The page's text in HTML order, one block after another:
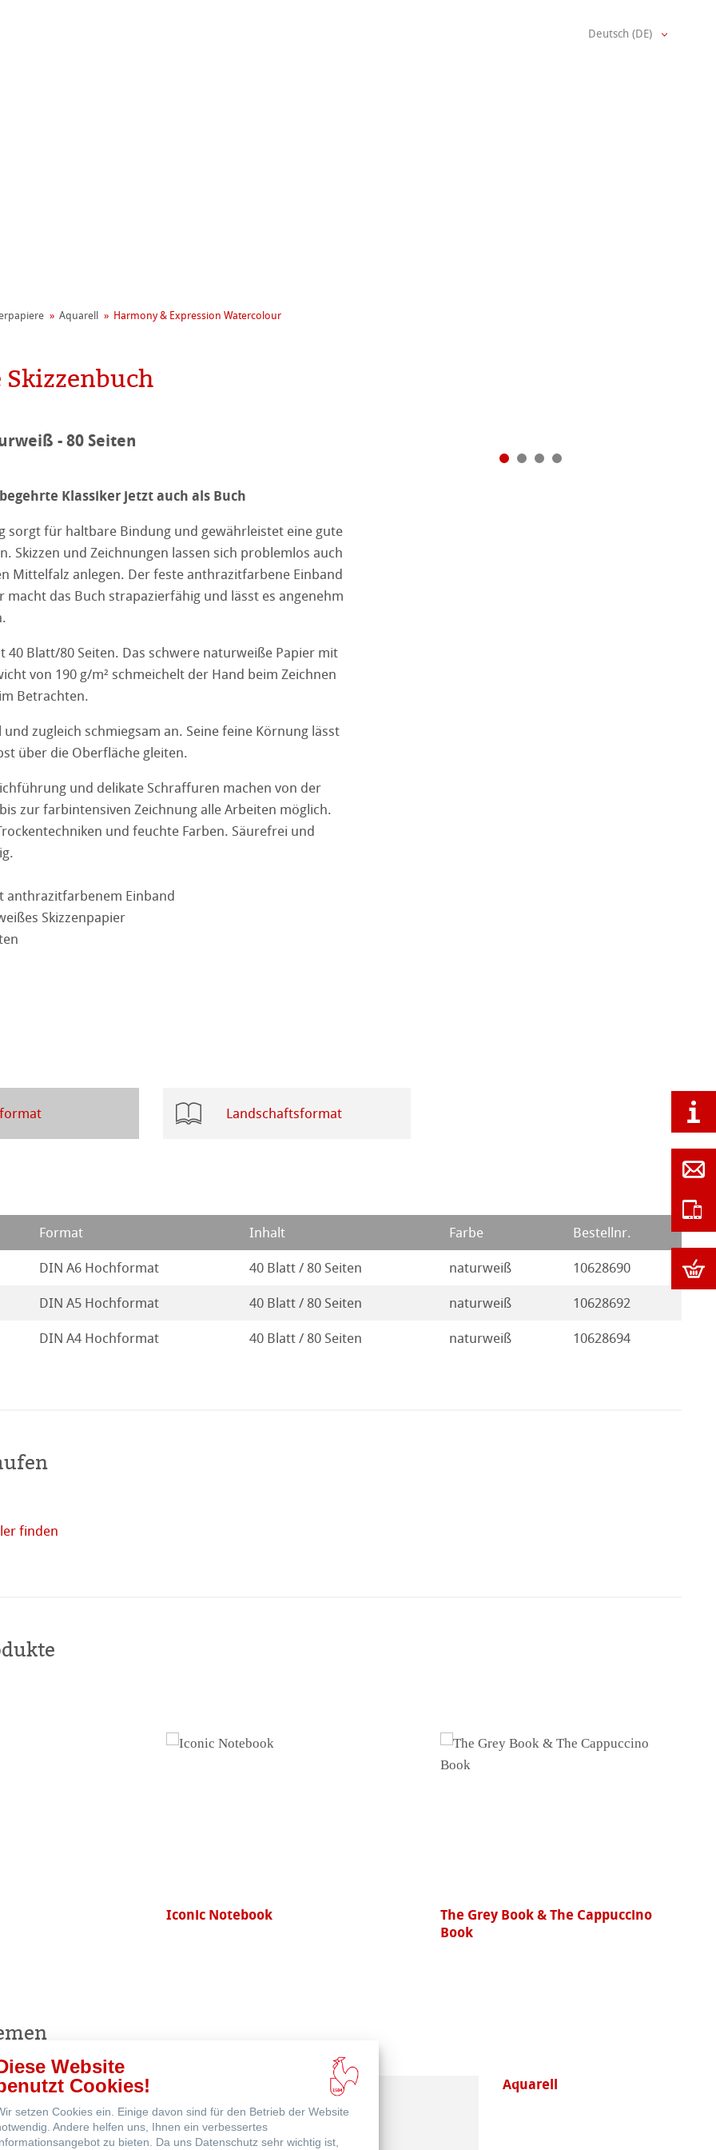
Program
Albums
Album
Rag
Pastel
Deutsch (DE)
Aquarell Harmony & Expression Watercolour
- 80 Seiten
Klassiker jetzt auch als Buch
sorgt für haltbare Bindung und gewährleistet eine gute
Skizzen und Zeichnungen lassen sich problemlos auch
Mittelfalz anlegen. Der feste anthrazitfarbene Einband
macht das Buch strapazierfähig und lässt es angenehm
40 Blatt/80 Seiten. Das schwere naturweiße Papier mit
von 190 g/m² schmeichelt der Hand beim Zeichnen
Betrachten.
und zugleich schmiegsam an. Seine feine Körnung lässt
über die Oberfläche gleiten.
und delikate Schraffuren machen von der
zur farbintensiven Zeichnung alle Arbeiten möglich.
und feuchte Farben. Säurefrei und
anthrazitfarbenem Einband
Skizzenpapier
Landschaftsformat
Format Inhalt Farbe Bestellnr.
DIN A6 Hochformat 40 Blatt / 80 Seiten naturweiß 10628690
DIN A5 Hochformat 40 Blatt / 80 Seiten naturweiß 10628692
DIN A4 Hochformat 40 Blatt / 80 Seiten naturweiß 10628694
finden
Iconic Notebook
The Grey Book & The Cappuccino
Book
Echt-Bütten Aquarell Aquarell
Website
Cookies!
setzen Cookies ein. Einige davon sind für den Betrieb der Website
Andere helfen uns, Ihnen ein verbessertes
zu bieten. Da uns Datenschutz sehr wichtig ist,